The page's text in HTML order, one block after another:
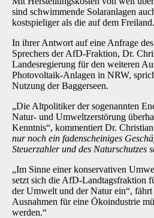
sind schwimmende Solaranlagen
kostspieliger als die auf dem
In ihrer Antwort auf eine Anfrage
Sprechers der AfD-Fraktion, Dr.
Landesregierung für den weiteren
Photovoltaik-Anlagen in NRW,
Nutzung der Baggerseen.
„Die Altpolitiker der sogenannten
Natur- und Umweltzerstörung
Kenntnis“, kommentiert Dr.
nur noch ein fadenscheiniges
Steuerzahler und des Naturschutzes
„Im Sinne einer konservativen
setzt sich die AfD-Landtagsfraktion
der Umwelt und der Natur ein“,
Ausnahmen für eine Ökoindustrie
werden.“